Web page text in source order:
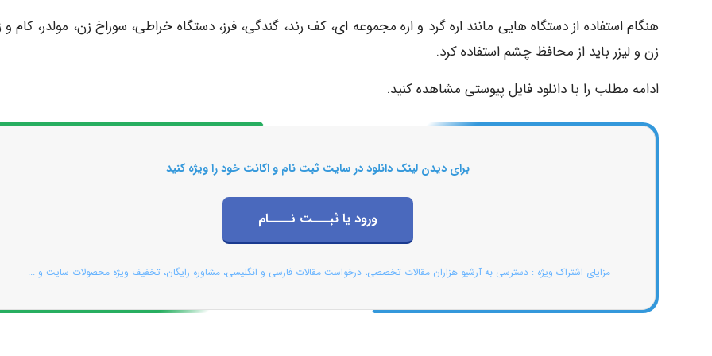
هنگام استفاده از دستگاه هایی مانند اره گرد و اره مجموعه ای، کف رند، گندگی، فرز، دستگاه خراطی، سوراخ زن، مولدر، کام و
زن و لیزر باید از محافظ چشم استفاده کرد.
ادامه مطلب را با دانلود فایل پیوستی مشاهده کنید.
برای دیدن لینک دانلود در سایت ثبت نام و اکانت خود را ویژه کنید
ورود یا ثبـــت نــــام
مزایای اشتراک ویژه : دسترسی به آرشیو هزاران مقالات تخصصی، درخواست مقالات فارسی و انگلیسی، مشاوره رایگان، تخفیف ویژه محصولات سایت و ...